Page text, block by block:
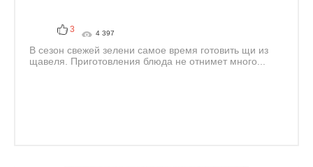
3 4 397
В сезон свежей зелени самое время готовить щи из
щавеля. Приготовления блюда не отнимет много...